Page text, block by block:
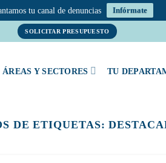
tu canal de denuncias Infórmate
SOLICITAR PRESUPUESTO
ÁREAS Y SECTORES TU
DE ETIQUETAS: